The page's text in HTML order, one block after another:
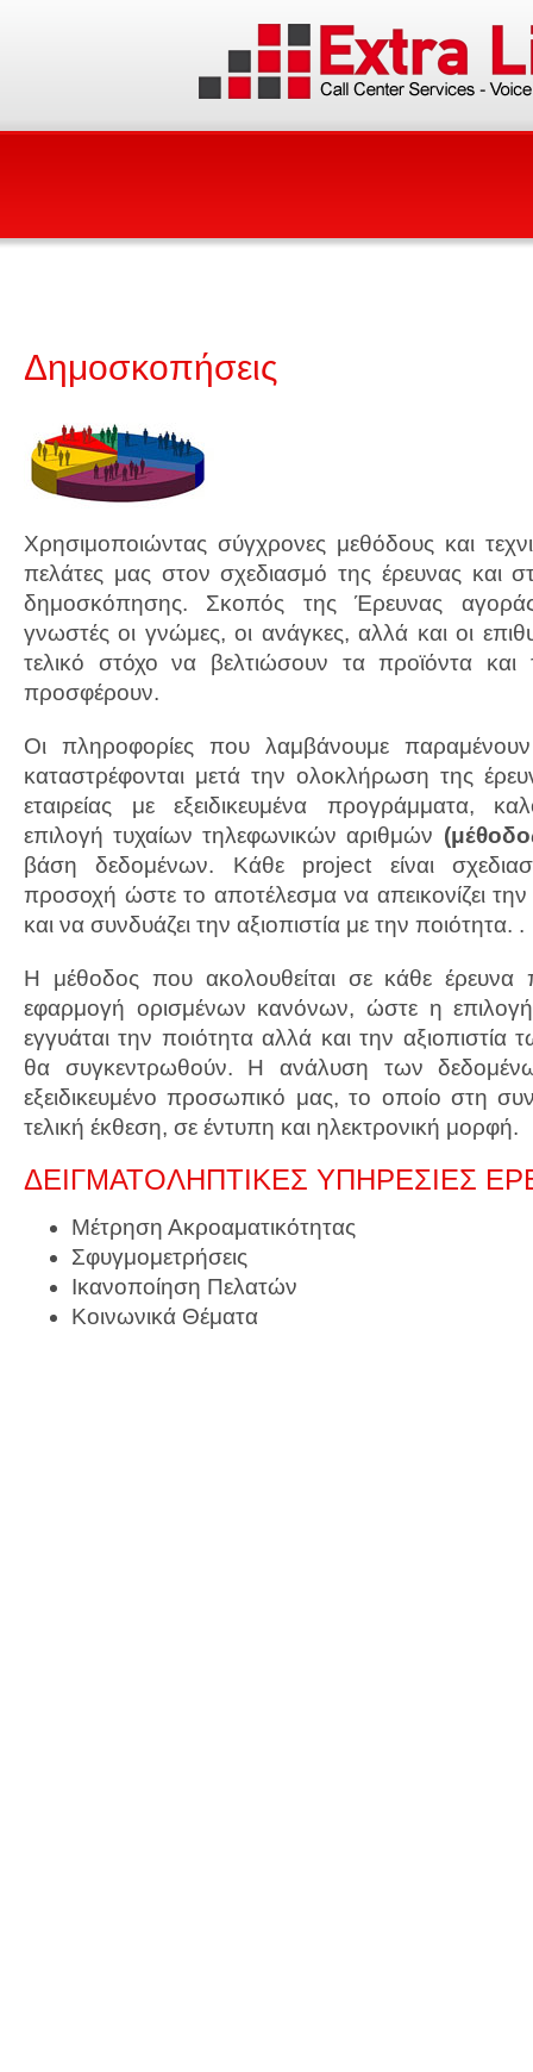
Δημοσκοπήσεις
Χρησιμοποιώντας σύγχρονες μεθόδους και
πελάτες μας στον σχεδιασμό της έρευνας και
δημοσκόπησης. Σκοπός της Έρευνας
γνωστές οι γνώμες, οι ανάγκες, αλλά και οι
τελικό στόχο να βελτιώσουν τα προϊόντα και
προσφέρουν.
Οι πληροφορίες που λαμβάνουμε παραμένουν
καταστρέφονται μετά την ολοκλήρωση της
εταιρείας με εξειδικευμένα προγράμματα,
επιλογή τυχαίων τηλεφωνικών αριθμών
βάση δεδομένων. Κάθε project είναι
προσοχή ώστε το αποτέλεσμα να απεικονίζει την
και να συνδυάζει την αξιοπιστία με την ποιότητα. .
Η μέθοδος που ακολουθείται σε κάθε έρευνα
εφαρμογή ορισμένων κανόνων, ώστε η
εγγυάται την ποιότητα αλλά και την
θα συγκεντρωθούν. Η ανάλυση των
εξειδικευμένο προσωπικό μας, το οποίο στη
τελική έκθεση, σε έντυπη και ηλεκτρονική μορφή.
ΔΕΙΓΜΑΤΟΛΗΠΤΙΚΕΣ ΥΠΗΡΕΣΙΕΣ
Μέτρηση Ακροαματικότητας
Σφυγμομετρήσεις
Ικανοποίηση Πελατών
Κοινωνικά Θέματα